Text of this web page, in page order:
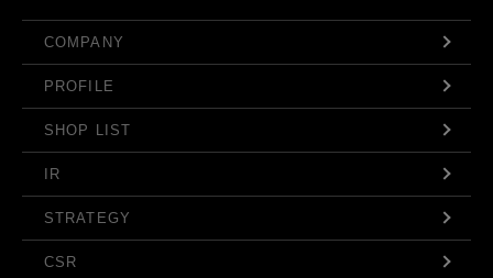
COMPANY
PROFILE
SHOP LIST
IR
STRATEGY
CSR